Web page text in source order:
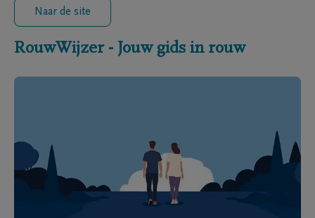
Naar de site
RouwWijzer - Jouw gids in rouw